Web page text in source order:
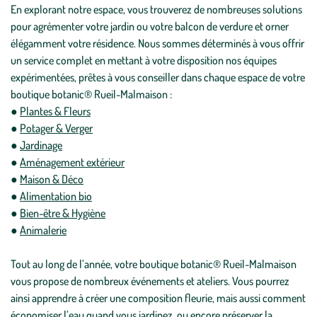
En explorant notre espace, vous trouverez de nombreuses solutions
pour agrémenter votre jardin ou votre balcon de verdure et orner
élégamment votre résidence. Nous sommes déterminés à vous offrir
un service complet en mettant à votre disposition nos équipes
expérimentées, prêtes à vous conseiller dans chaque espace de votre
boutique botanic® Rueil-Malmaison :
● Plantes & Fleurs
● Potager & Verger
● Jardinage
● Aménagement extérieur
● Maison & Déco
● Alimentation bio
● Bien-être & Hygiène
● Animalerie
Tout au long de l’année, votre boutique botanic® Rueil-Malmaison
vous propose de nombreux événements et ateliers. Vous pourrez
ainsi apprendre à créer une composition fleurie, mais aussi comment